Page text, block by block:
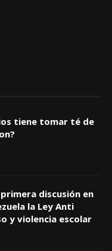
tiene tomar té de
discusión en
la Ley Anti
y violencia escolar